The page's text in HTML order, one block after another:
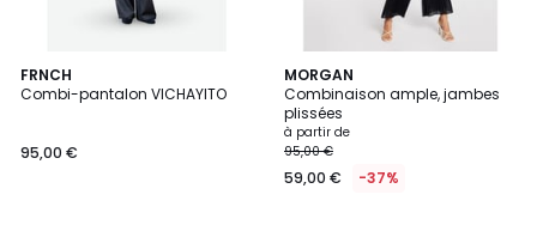
FRNCH
Combi-pantalon VICHAYITO
95,00 €
MORGAN
Combinaison ample, jambes
plissées
à partir de
95,00 €
59,00 € -37%
4,5
/ 5
2
Couleurs